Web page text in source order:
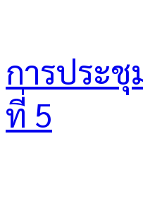
การประชุ
ที่ 5